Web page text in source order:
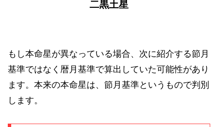
二黒土星
もし本命星が異なっている場合、次に紹介する節月
基準ではなく暦月基準で算出していた可能性があり
ます。本来の本命星は、節月基準というもので判別
します。